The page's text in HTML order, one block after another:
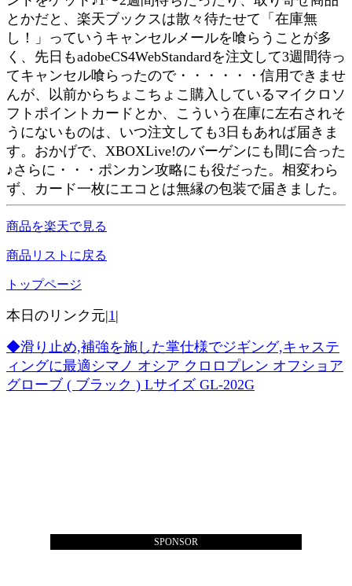
とかだと、楽天ブックスは散々待たせて「在庫無
し！」っていうキャンセルメールを喰らうことが多
く、先日もadobeCS4WebStandardを注文して3週間待っ
てキャンセル喰らったので・・・・・・信用できませ
んが、以前からちょこちょこ購入しているマイクロソ
フトポイントカードとか、こういう在庫に左右されそ
うにないものは、いつ注文しても3日もあれば届きま
す。おかげで、XBOXLive!のバーゲンにも間に合った
♪さらに・・・ポンカン攻略にも役だった。相変わら
ず、カード一枚にエコとは無縁の包装で届きました。
商品を楽天で見る
商品リストに戻る
トップページ
本日のリンク元|1 |
◆滑り止め,補強を施した掌仕様でジギング,キャステ
ィングに最適シマノ オシア クロロプレン オフショア
グローブ ( ブラック ) Lサイズ GL-202G
SPONSOR